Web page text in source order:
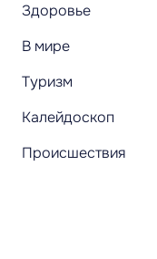
Здоровье
В мире
Туризм
Калейдоскоп
Происшествия